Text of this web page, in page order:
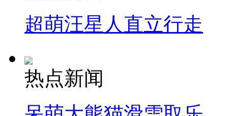
超萌汪星人直立行走
热点新闻